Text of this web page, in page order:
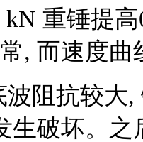
重锤提
, 而速度曲
阻抗较大
生破坏。